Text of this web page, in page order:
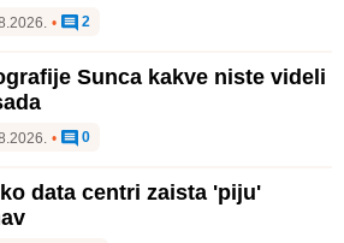
• 2
Sunca kakve niste videli
• 0
data centri zaista 'piju'